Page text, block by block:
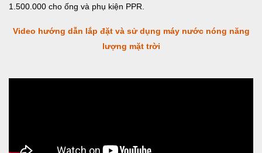
1.500.000 cho ống và phụ kiện PPR.
Video hướng dẫn lắp đặt và sử dụng máy nước nóng năng
lượng mặt trời